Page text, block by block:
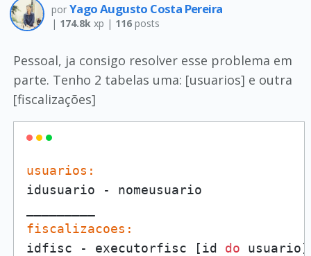
por Yago Augusto Costa Pereira
| 174.8kxp | 116posts
Pessoal, ja consigo resolver esse problema em
parte. Tenho 2 tabelas uma: [usuarios] e outra
[fiscalizações]
usuarios:
idusuario - nomeusuario
fiscalizacoes:
idfisc - executorfisc [id do usuario]